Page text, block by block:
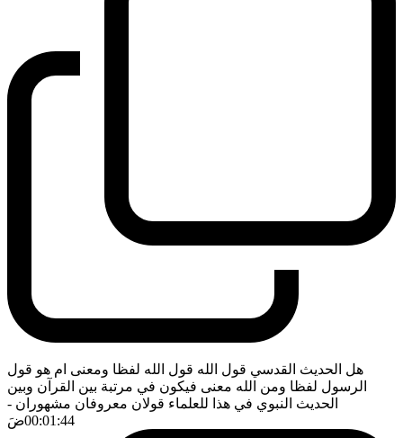
هل الحديث القدسي قول الله قول الله لفظا ومعنى ام هو قول
الرسول لفظا ومن الله معنى فيكون في مرتبة بين القرآن وبين
الحديث النبوي في هذا للعلماء قولان معروفان مشهوران -
00:01:44ضَ